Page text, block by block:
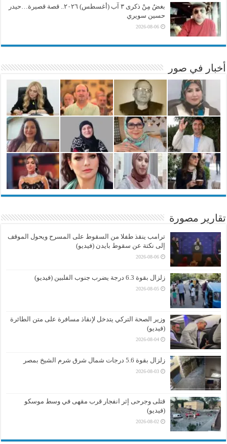
بغضُ مِنْ ذكرى ٣ آب (أغسطس) ٢٠٢٦.. قصة قصيرة…حيدر
حسين سويري
2026-08-06
أخبار في صور
تقارير مصورة
ترامب ينقذ طفلا من السقوط على المسرح ويحول الموقف
إلى نكتة عن سقوط بايدن (فيديو)
2026-08-06
زلزال بقوة 6.3 درجة يضرب جنوب الفلبين (فيديو)
2026-08-05
وزير الصحة التركي يتدخل لإنقاذ مسافرة على متن الطائرة
(فيديو)
2026-08-04
زلزال بقوة 5.6 درجات شمال شرق شرم الشيخ بمصر
2026-08-03
قتلى وجرحى إثر انفجار قرب مقهى في وسط موسكو
(فيديو)
2026-08-02